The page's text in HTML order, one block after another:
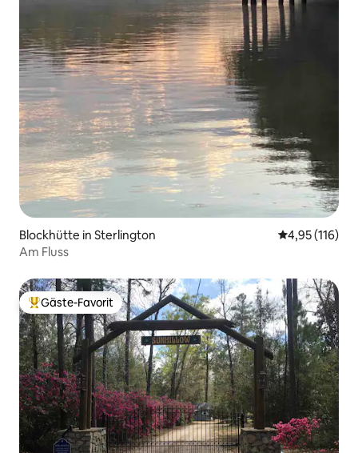
Blockhütte in Sterlington
4,95 (116)
Am Fluss
Beliebter Gäste-Favorit.
Gäste-Favorit